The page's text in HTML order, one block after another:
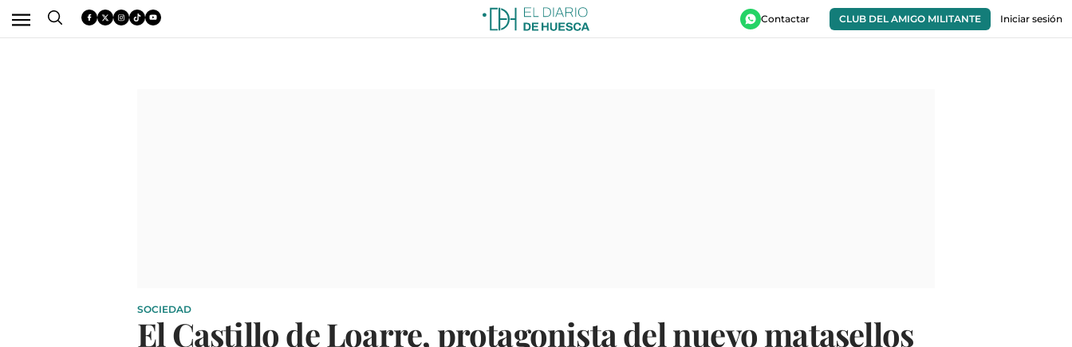
Contactar CLUB DEL AMIGO MILITANTE Iniciar sesión
SOCIEDAD
El Castillo de Loarre, protagonista del nuevo matasellos